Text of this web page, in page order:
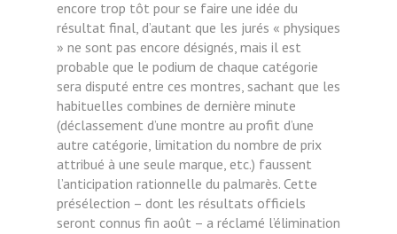
encore trop tôt pour se faire une idée du
résultat final, d’autant que les jurés « physiques
» ne sont pas encore désignés, mais il est
probable que le podium de chaque catégorie
sera disputé entre ces montres, sachant que les
habituelles combines de dernière minute
(déclassement d’une montre au profit d’une
autre catégorie, limitation du nombre de prix
attribué à une seule marque, etc.) faussent
l’anticipation rationnelle du palmarès. Cette
présélection – dont les résultats officiels
seront connus fin août – a réclamé l’élimination